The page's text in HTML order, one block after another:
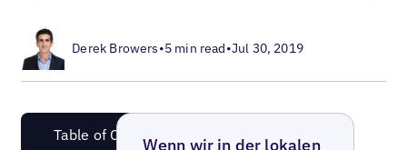
Derek Browers•5 min read•Jul 30, 2019
Table of ContentWenn wir in der lokalen